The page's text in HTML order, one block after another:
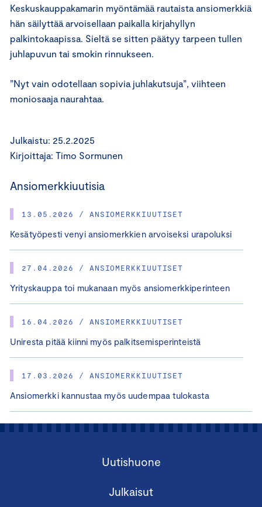
Julkaistu: 25.2.2025
Kirjoittaja: Timo Sormunen
Ansiomerkkiuutisia
13.05.2026 / ANSIOMERKKIUUTISET
Kesätyöpesti venyi ansiomerkkien arvoiseksi urapoluksi
27.04.2026 / ANSIOMERKKIUUTISET
Yrityskauppa toi mukanaan myös ansiomerkkiperinteen
16.04.2026 / ANSIOMERKKIUUTISET
Uniresta pitää kiinni myös palkitsemisperinteistä
17.03.2026 / ANSIOMERKKIUUTISET
Ansiomerkki kannustaa myös uudempaa tulokasta
Keskuskauppakamarin myöntämää rautaista ansiomerkkiä
hän säilyttää arvoisellaan paikalla kirjahyllyn
palkintokaapissa. Sieltä se sitten päätyy tarpeen tullen
juhlapuvun tai smokin rinnukseen.
”Nyt vain odotellaan sopivia juhlakutsuja”, viihteen
moniosaaja naurahtaa.
Uutishuone
Julkaisut